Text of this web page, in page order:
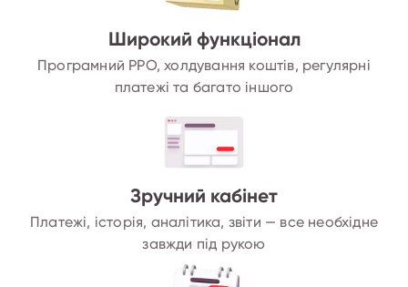
Широкий функціонал
Програмний РРО, холдування коштів, регулярні
платежі та багато іншого
Зручний кабінет
Платежі, історія, аналітика, звіти — все необхідне
завжди під рукою